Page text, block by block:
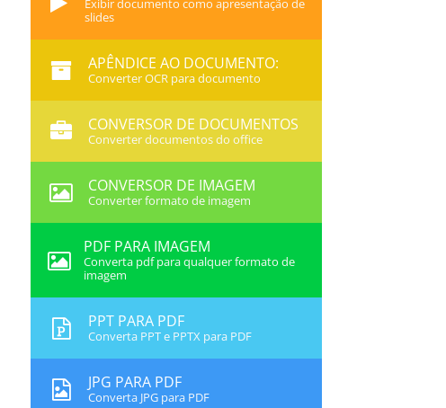
Exibir documento como apresentação de
slides
APÊNDICE AO DOCUMENTO:
Converter OCR para documento
CONVERSOR DE DOCUMENTOS
Converter documentos do office
CONVERSOR DE IMAGEM
Converter formato de imagem
PDF PARA IMAGEM
Converta pdf para qualquer formato de
imagem
PPT PARA PDF
Converta PPT e PPTX para PDF
JPG PARA PDF
Converta JPG para PDF